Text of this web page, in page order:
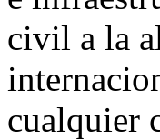
civil a la
cualquier